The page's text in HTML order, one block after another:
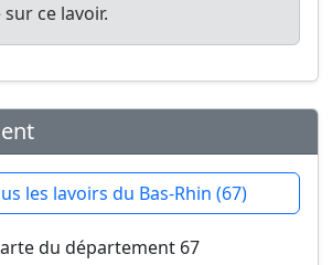
ce lavoir.
les lavoirs du Bas-Rhin (67)